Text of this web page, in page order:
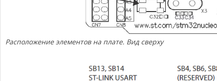
Расположение элементов на плате. Вид сверху